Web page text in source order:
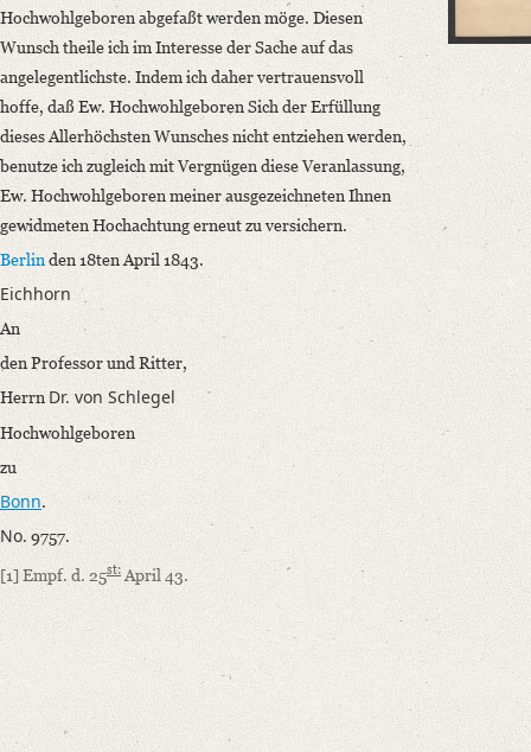
Hochwohlgeboren abgefaßt werden möge. Diesen
Wunsch theile ich im Interesse der Sache auf das
angelegentlichste. Indem ich daher vertrauensvoll
hoffe, daß Ew. Hochwohlgeboren Sich der Erfüllung
dieses Allerhöchsten Wunsches nicht entziehen werden,
benutze ich zugleich mit Vergnügen diese Veranlassung,
Ew. Hochwohlgeboren meiner ausgezeichneten Ihnen
gewidmeten Hochachtung erneut zu versichern.
Berlinden 18ten April 1843.
Eichhorn
An
den Professor und Ritter,
Herrn Dr. von Schlegel
Hochwohlgeboren
zu
Bonn.
No. 9757.
[1]Empf. d. 25st: April 43.